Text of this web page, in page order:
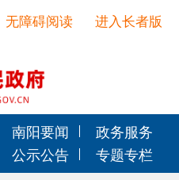
进入长者版
无障碍阅读
南阳要闻
政务服务
公示公告
专题专栏